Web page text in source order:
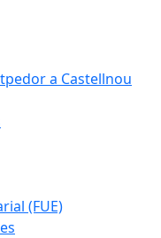
a Castellnou
(FUE)